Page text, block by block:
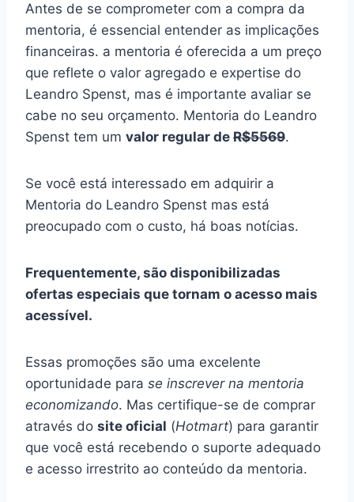
Antes de se comprometer com a compra da
mentoria, é essencial entender as implicações
financeiras. a mentoria é oferecida a um preço
que reflete o valor agregado e expertise do
Leandro Spenst, mas é importante avaliar se
cabe no seu orçamento. Mentoria do Leandro
Spenst tem um valor regular de R$5569.
Se você está interessado em adquirir a
Mentoria do Leandro Spenst mas está
preocupado com o custo, há boas notícias.
Frequentemente, são disponibilizadas
ofertas especiais que tornam o acesso mais
acessível.
Essas promoções são uma excelente
oportunidade para se inscrever na mentoria
economizando. Mas certifique-se de comprar
através do site oficial (Hotmart) para garantir
que você está recebendo o suporte adequado
e acesso irrestrito ao conteúdo da mentoria.